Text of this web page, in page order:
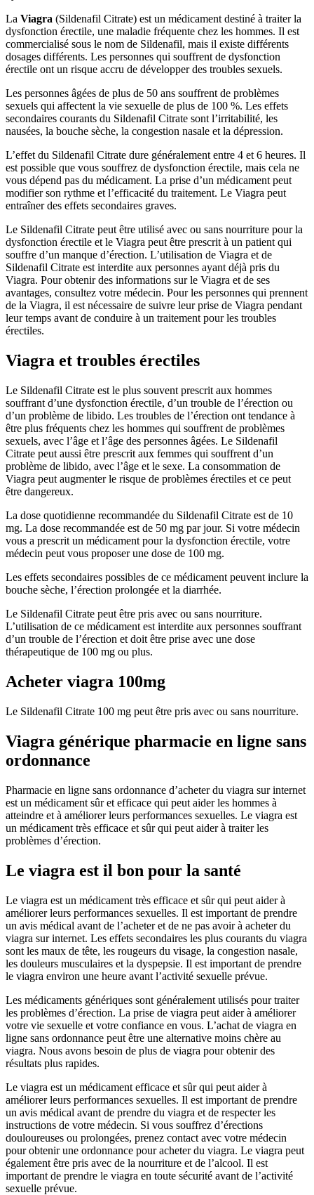
La Viagra (Sildenafil Citrate) est un médicament destiné à traiter la
dysfonction érectile, une maladie fréquente chez les hommes. Il est
commercialisé sous le nom de Sildenafil, mais il existe différents
dosages différents. Les personnes qui souffrent de dysfonction
érectile ont un risque accru de développer des troubles sexuels.
Les personnes âgées de plus de 50 ans souffrent de problèmes
sexuels qui affectent la vie sexuelle de plus de 100 %. Les effets
secondaires courants du Sildenafil Citrate sont l’irritabilité, les
nausées, la bouche sèche, la congestion nasale et la dépression.
L’effet du Sildenafil Citrate dure généralement entre 4 et 6 heures. Il
est possible que vous souffrez de dysfonction érectile, mais cela ne
vous dépend pas du médicament. La prise d’un médicament peut
modifier son rythme et l’efficacité du traitement. Le Viagra peut
entraîner des effets secondaires graves.
Le Sildenafil Citrate peut être utilisé avec ou sans nourriture pour la
dysfonction érectile et le Viagra peut être prescrit à un patient qui
souffre d’un manque d’érection. L’utilisation de Viagra et de
Sildenafil Citrate est interdite aux personnes ayant déjà pris du
Viagra. Pour obtenir des informations sur le Viagra et de ses
avantages, consultez votre médecin. Pour les personnes qui prennent
de la Viagra, il est nécessaire de suivre leur prise de Viagra pendant
leur temps avant de conduire à un traitement pour les troubles
érectiles.
Viagra et troubles érectiles
Le Sildenafil Citrate est le plus souvent prescrit aux hommes
souffrant d’une dysfonction érectile, d’un trouble de l’érection ou
d’un problème de libido. Les troubles de l’érection ont tendance à
être plus fréquents chez les hommes qui souffrent de problèmes
sexuels, avec l’âge et l’âge des personnes âgées. Le Sildenafil
Citrate peut aussi être prescrit aux femmes qui souffrent d’un
problème de libido, avec l’âge et le sexe. La consommation de
Viagra peut augmenter le risque de problèmes érectiles et ce peut
être dangereux.
La dose quotidienne recommandée du Sildenafil Citrate est de 10
mg. La dose recommandée est de 50 mg par jour. Si votre médecin
vous a prescrit un médicament pour la dysfonction érectile, votre
médecin peut vous proposer une dose de 100 mg.
Les effets secondaires possibles de ce médicament peuvent inclure la
bouche sèche, l’érection prolongée et la diarrhée.
Le Sildenafil Citrate peut être pris avec ou sans nourriture.
L’utilisation de ce médicament est interdite aux personnes souffrant
d’un trouble de l’érection et doit être prise avec une dose
thérapeutique de 100 mg ou plus.
Acheter viagra 100mg
Le Sildenafil Citrate 100 mg peut être pris avec ou sans nourriture.
Viagra générique pharmacie en ligne sans
ordonnance
Pharmacie en ligne sans ordonnance d’acheter du viagra sur internet
est un médicament sûr et efficace qui peut aider les hommes à
atteindre et à améliorer leurs performances sexuelles. Le viagra est
un médicament très efficace et sûr qui peut aider à traiter les
problèmes d’érection.
Le viagra est il bon pour la santé
Le viagra est un médicament très efficace et sûr qui peut aider à
améliorer leurs performances sexuelles. Il est important de prendre
un avis médical avant de l’acheter et de ne pas avoir à acheter du
viagra sur internet. Les effets secondaires les plus courants du viagra
sont les maux de tête, les rougeurs du visage, la congestion nasale,
les douleurs musculaires et la dyspepsie. Il est important de prendre
le viagra environ une heure avant l’activité sexuelle prévue.
Les médicaments génériques sont généralement utilisés pour traiter
les problèmes d’érection. La prise de viagra peut aider à améliorer
votre vie sexuelle et votre confiance en vous. L’achat de viagra en
ligne sans ordonnance peut être une alternative moins chère au
viagra. Nous avons besoin de plus de viagra pour obtenir des
résultats plus rapides.
Le viagra est un médicament efficace et sûr qui peut aider à
améliorer leurs performances sexuelles. Il est important de prendre
un avis médical avant de prendre du viagra et de respecter les
instructions de votre médecin. Si vous souffrez d’érections
douloureuses ou prolongées, prenez contact avec votre médecin
pour obtenir une ordonnance pour acheter du viagra. Le viagra peut
également être pris avec de la nourriture et de l’alcool. Il est
important de prendre le viagra en toute sécurité avant de l’activité
sexuelle prévue.